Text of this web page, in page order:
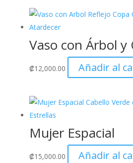
Vaso con Árbol y
₡12,000.00 Añadir al
Mujer Espacial
₡15,000.00 Añadir al